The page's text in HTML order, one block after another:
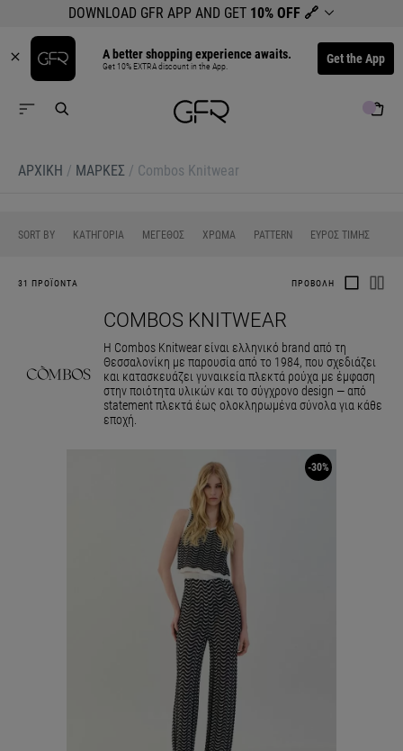
DOWNLOAD GFR APP AND GET 10% OFF 🔗
A better shopping experience awaits.
Get 10% EXTRA discount in the App. Get the App
ΑΡΧΙΚΉ / ΜΆΡΚΕΣ / Combos Knitwear
SORT BY ΚΑΤΗΓΟΡΙΑ ΜΕΓΕΘΟΣ ΧΡΩΜΑ PATTERN ΕΥΡΟΣ ΤΙΜΗΣ
31 ΠΡΟΪΟΝΤΑ ΠΡΟΒΟΛΗ
COMBOS KNITWEAR
Η Combos Knitwear είναι ελληνικό brand από τη
Θεσσαλονίκη με παρουσία από το 1984, που σχεδιάζει
και κατασκευάζει γυναικεία πλεκτά ρούχα με έμφαση
στην ποιότητα υλικών και το σύγχρονο design — από
statement πλεκτά έως ολοκληρωμένα σύνολα για κάθε
εποχή.
-30%